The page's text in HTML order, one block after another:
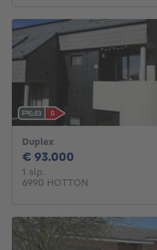
Duplex
€ 93.000
1 slp.
6990 HOTTON